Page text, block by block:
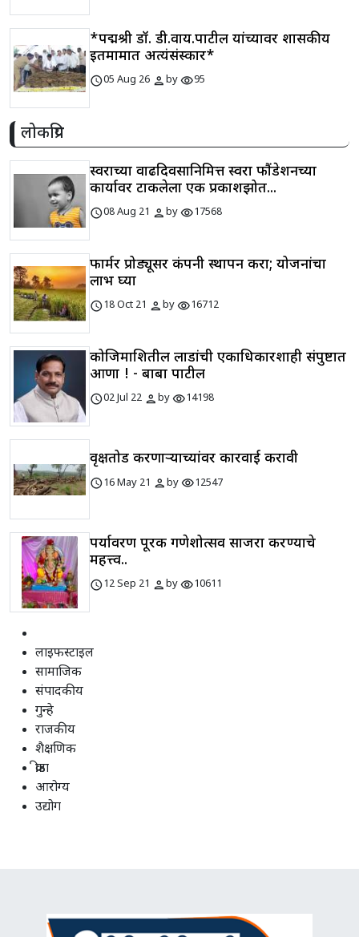
*पद्मश्री डॉ. डी.वाय.पाटील यांच्यावर शासकीय
इतमामात अत्यंसंस्कार*
schedule05 Aug 26 personbyvisibility95
लोकप्रिय
स्वराच्या वाढदिवसानिमित्त स्वरा फौंडेशनच्या
कार्यावर टाकलेला एक प्रकाशझोत...
schedule08 Aug 21 personbyvisibility17568
फार्मर प्रोड्यूसर कंपनी स्थापन करा; योजनांचा
लाभ घ्या
schedule18 Oct 21 personbyvisibility16712
कोजिमाशितील लाडांची एकाधिकारशाही संपुष्टात
आणा ! - बाबा पाटील
schedule02 Jul 22 personbyvisibility14198
वृक्षतोड करणाऱ्याच्यांवर कारवाई करावी
schedule16 May 21 personbyvisibility12547
पर्यावरण पूरक गणेशोत्सव साजरा करण्याचे
महत्त्व..
schedule12 Sep 21 personbyvisibility10611
लाइफस्टाइल
सामाजिक
संपादकीय
गुन्हे
राजकीय
शैक्षणिक
क्रीडा
आरोग्य
उद्योग